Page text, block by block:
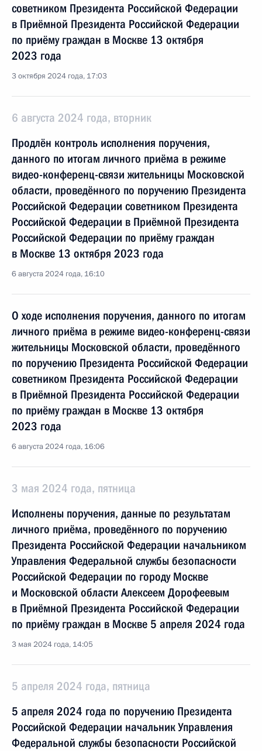
советником Президента Российской Федерации
в Приёмной Президента Российской Федерации
по приёму граждан в Москве 13 октября
2023 года
3 октября 2024 года, 17:03
6 августа 2024 года, вторник
Продлён контроль исполнения поручения,
данного по итогам личного приёма в режиме
видео-конференц-связи жительницы Московской
области, проведённого по поручению Президента
Российской Федерации советником Президента
Российской Федерации в Приёмной Президента
Российской Федерации по приёму граждан
в Москве 13 октября 2023 года
6 августа 2024 года, 16:10
О ходе исполнения поручения, данного по итогам
личного приёма в режиме видео-конференц-связи
жительницы Московской области, проведённого
по поручению Президента Российской Федерации
советником Президента Российской Федерации
в Приёмной Президента Российской Федерации
по приёму граждан в Москве 13 октября
2023 года
6 августа 2024 года, 16:06
3 мая 2024 года, пятница
Исполнены поручения, данные по результатам
личного приёма, проведённого по поручению
Президента Российской Федерации начальником
Управления Федеральной службы безопасности
Российской Федерации по городу Москве
и Московской области Алексеем Дорофеевым
в Приёмной Президента Российской Федерации
по приёму граждан в Москве 5 апреля 2024 года
3 мая 2024 года, 14:05
5 апреля 2024 года, пятница
5 апреля 2024 года по поручению Президента
Российской Федерации начальник Управления
Федеральной службы безопасности Российской